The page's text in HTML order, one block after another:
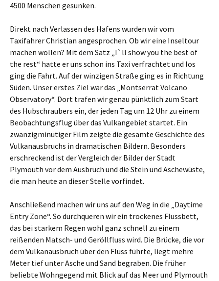
4500 Menschen gesunken.
Direkt nach Verlassen des Hafens wurden wir vom
Taxifahrer Christian angesprochen. Ob wir eine Inseltour
machen wollen? Mit dem Satz „I`ll show you the best of
the rest“ hatte er uns schon ins Taxi verfrachtet und los
ging die Fahrt. Auf der winzigen Straße ging es in Richtung
Süden. Unser erstes Ziel war das „Montserrat Volcano
Observatory“. Dort trafen wir genau pünktlich zum Start
des Hubschraubers ein, der jeden Tag um 12 Uhr zu einem
Beobachtungsflug über das Vulkangebiet startet. Ein
zwanzigminütiger Film zeigte die gesamte Geschichte des
Vulkanausbruchs in dramatischen Bildern. Besonders
erschreckend ist der Vergleich der Bilder der Stadt
Plymouth vor dem Ausbruch und die Stein und Aschewüste,
die man heute an dieser Stelle vorfindet.
Anschließend machen wir uns auf den Weg in die „Daytime
Entry Zone“. So durchqueren wir ein trockenes Flussbett,
das bei starkem Regen wohl ganz schnell zu einem
reißenden Matsch- und Geröllfluss wird. Die Brücke, die vor
dem Vulkanausbruch über den Fluss führte, liegt mehre
Meter tief unter Asche und Sand begraben. Die früher
beliebte Wohngegend mit Blick auf das Meer und Plymouth